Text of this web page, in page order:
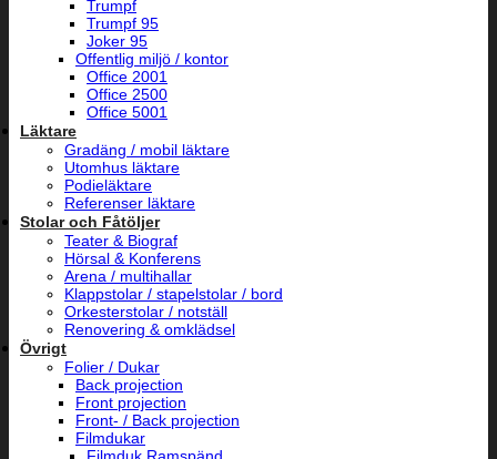
Trumpf
Trumpf 95
Joker 95
Offentlig miljö / kontor
Office 2001
Office 2500
Office 5001
Läktare
Gradäng / mobil läktare
Utomhus läktare
Podieläktare
Referenser läktare
Stolar och Fåtöljer
Teater & Biograf
Hörsal & Konferens
Arena / multihallar
Klappstolar / stapelstolar / bord
Orkesterstolar / notställ
Renovering & omklädsel
Övrigt
Folier / Dukar
Back projection
Front projection
Front- / Back projection
Filmdukar